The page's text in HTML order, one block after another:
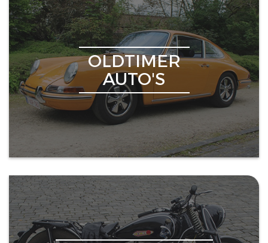
OLDTIMER
AUTO'S